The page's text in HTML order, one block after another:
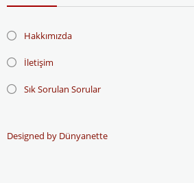
Hakkımızda
İletişim
Sık Sorulan Sorular
Designed by Dünyanette